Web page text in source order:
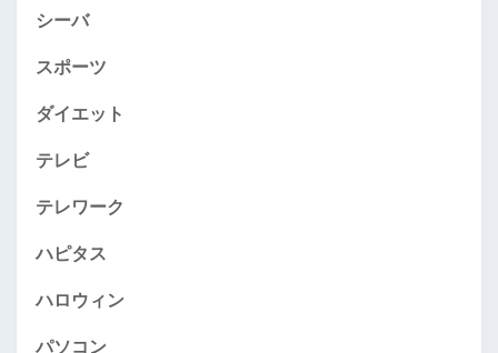
シーバ
スポーツ
ダイエット
テレビ
テレワーク
ハピタス
ハロウィン
パソコン